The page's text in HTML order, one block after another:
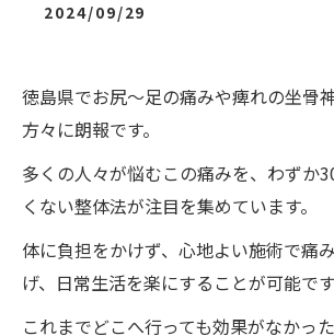
2024/09/29
徳島県でお尻～足の痛みや痺れの坐骨
方々に朗報です。
多くの人々が悩むこの痛みを、わずか
くない整体法が注目を集めています。
体に負担をかけず、心地よい施術で痛
げ、日常生活を楽にすることが可能です
これまでどこへ行っても効果がなかっ